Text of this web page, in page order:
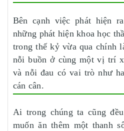
Bên cạnh việc phát hiện
những phát hiện khoa học
trong thế kỷ vừa qua chính
nỗi buồn ở cùng một vị trí
và nỗi đau có vai trò như
cán cân.
Ai trong chúng ta cũng
muốn ăn thêm một thanh